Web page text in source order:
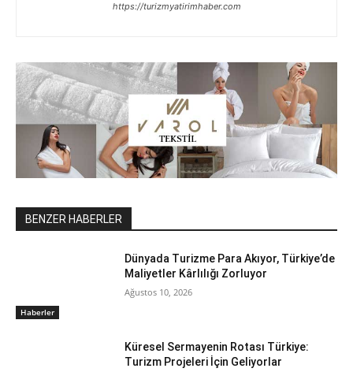
https://turizmyatirimhaber.com
BENZER HABERLER
Haberler
Dünyada Turizme Para Akıyor, Türkiye’de
Maliyetler Kârlılığı Zorluyor
Ağustos 10, 2026
Küresel Sermayenin Rotası Türkiye:
Turizm Projeleri İçin Geliyorlar